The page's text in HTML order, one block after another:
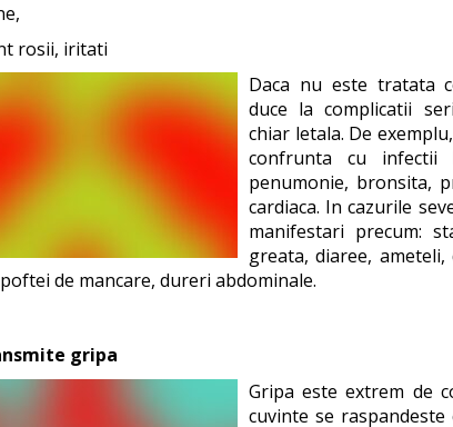
rosii, iritati
Daca nu este tratata
duce la complicatii
chiar letala. De
confrunta cu infectii
penumonie, bronsita,
cardiaca. In cazurile
manifestari precum:
greata, diaree,
de mancare, dureri abdominale.
gripa
Gripa este extrem de
cuvinte se